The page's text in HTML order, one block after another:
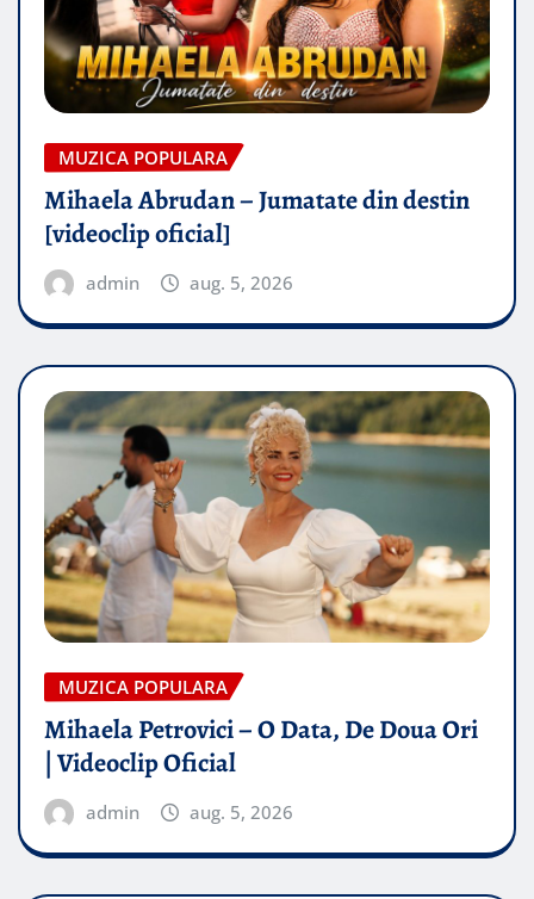
MUZICA POPULARA
Mihaela Abrudan – Jumatate din destin
[videoclip oficial]
admin aug. 5, 2026
MUZICA POPULARA
Mihaela Petrovici – O Data, De Doua Ori
| Videoclip Oficial
admin aug. 5, 2026